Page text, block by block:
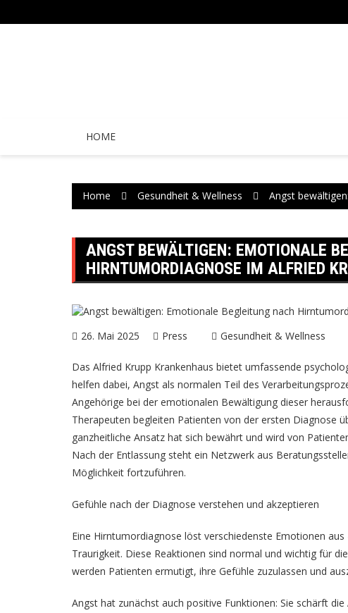
to
HOME
Home Gesundheit & Wellness Angst
ANGST BEWÄLTIGEN: EMOTIONALE
HIRNTUMORDIAGNOSE IM ALFRIED
26. Mai 2025 Press Gesundheit & Wellness
Das Alfried Krupp Krankenhaus bietet umfassende
helfen dabei, Angst als normalen Teil des
Angehörige bei der emotionalen Bewältigung dieser
Therapeuten begleiten Patienten von der ersten Diagnose
ganzheitliche Ansatz hat sich bewährt und wird von
Nach der Entlassung steht ein Netzwerk aus
Möglichkeit fortzuführen.
Gefühle nach der Diagnose verstehen und akzeptieren
Eine Hirntumordiagnose löst verschiedenste Emotionen
Traurigkeit. Diese Reaktionen sind normal und wichtig für
werden Patienten ermutigt, ihre Gefühle zuzulassen und
Angst hat zunächst auch positive Funktionen: Sie schärft